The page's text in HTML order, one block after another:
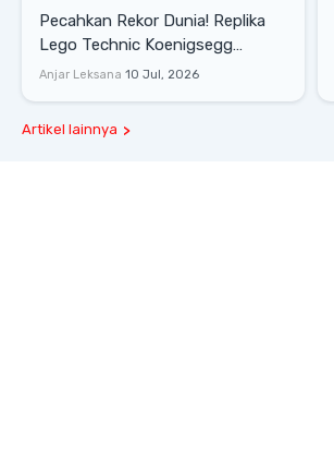
Pecahkan Rekor Dunia! Replika
Lego Technic Koenigsegg
Sadair's Spear Ukuran Asli Sukses
Anjar Leksana 10 Jul, 2026
Artikel lainnya